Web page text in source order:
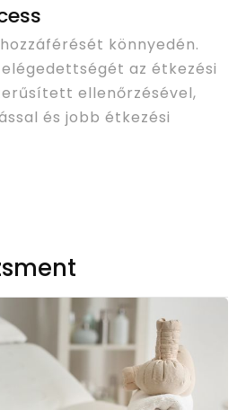
könnyedén.
az étkezési
ellenőrzésével,
és jobb étkezési